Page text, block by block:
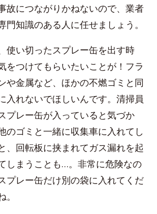
故につながりかねないので、業者
門知識のある人に任せましょう。
使い切ったスプレー缶を出す時
をつけてもらいたいことが！フラ
や金属など、ほかの不燃ゴミと同
入れないでほしいんです。清掃員
プレー缶が入っていると気づか
のゴミと一緒に収集車に入れてし
、回転板に挟まれてガス漏れを起
しまうことも…。非常に危険なの
プレー缶だけ別の袋に入れてくだ
。